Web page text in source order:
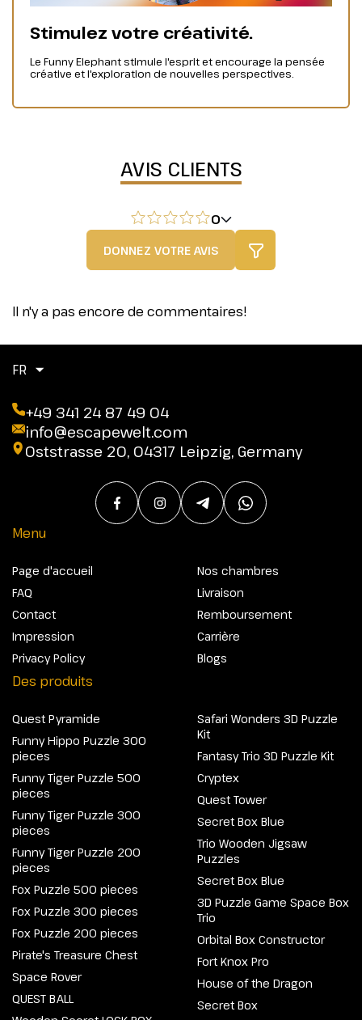
Stimulez votre créativité.
Le Funny Elephant stimule l'esprit et encourage la pensée
créative et l'exploration de nouvelles perspectives.
AVIS CLIENTS
0
DONNEZ VOTRE AVIS
Il n'y a pas encore de commentaires!
FR
+49 341 24 87 49 04
info@escapewelt.com
Oststrasse 20, 04317 Leipzig, Germany
Menu
Page d'accueil
FAQ
Contact
Impression
Privacy Policy
Nos chambres
Livraison
Remboursement
Carrière
Blogs
Des produits
Quest Pyramide
Funny Hippo Puzzle 300
pieces
Funny Tiger Puzzle 500
pieces
Funny Tiger Puzzle 300
pieces
Funny Tiger Puzzle 200
pieces
Fox Puzzle 500 pieces
Fox Puzzle 300 pieces
Fox Puzzle 200 pieces
Pirate's Treasure Chest
Space Rover
QUEST BALL
Safari Wonders 3D Puzzle
Kit
Fantasy Trio 3D Puzzle Kit
Cryptex
Quest Tower
Secret Box Blue
Trio Wooden Jigsaw
Puzzles
Secret Box Blue
3D Puzzle Game Space Box
Trio
Orbital Box Constructor
Fort Knox Pro
House of the Dragon
Secret Box